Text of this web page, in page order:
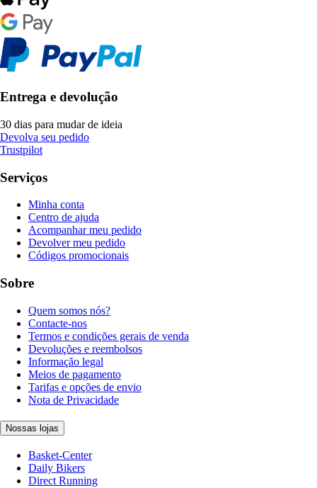
Entrega e devolução
30 dias para mudar de ideia
Devolva seu pedido
Trustpilot
Serviços
Minha conta
Centro de ajuda
Acompanhar meu pedido
Devolver meu pedido
Códigos promocionais
Sobre
Quem somos nós?
Contacte-nos
Termos e condições gerais de venda
Devoluções e reembolsos
Informação legal
Meios de pagamento
Tarifas e opções de envio
Nota de Privacidade
Nossas lojas
Basket-Center
Daily Bikers
Direct Running